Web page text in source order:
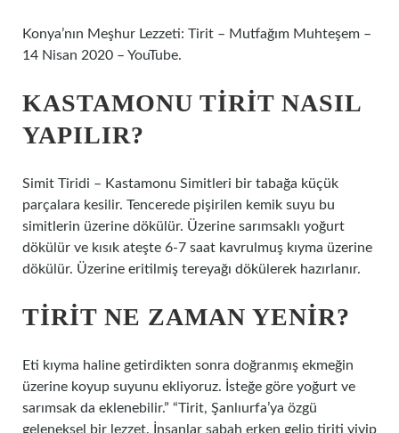
Konya’nın Meşhur Lezzeti: Tirit – Mutfağım Muhteşem –
14 Nisan 2020 – YouTube.
KASTAMONU TIRIT NASIL
YAPILIR?
Simit Tiridi – Kastamonu Simitleri bir tabağa küçük
parçalara kesilir. Tencerede pişirilen kemik suyu bu
simitlerin üzerine dökülür. Üzerine sarımsaklı yoğurt
dökülür ve kısık ateşte 6-7 saat kavrulmuş kıyma üzerine
dökülür. Üzerine eritilmiş tereyağı dökülerek hazırlanır.
TIRIT NE ZAMAN YENIR?
Eti kıyma haline getirdikten sonra doğranmış ekmeğin
üzerine koyup suyunu ekliyoruz. İsteğe göre yoğurt ve
sarımsak da eklenebilir.” “Tirit, Şanlıurfa’ya özgü
geleneksel bir lezzet. İnsanlar sabah erken gelip tiriti yiyip